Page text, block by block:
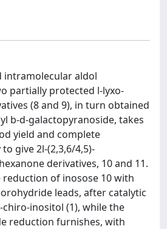
intramolecular aldol
partially protected l-lyxo-
(8 and 9), in turn obtained
b-d-galactopyranoside, takes
yield and complete
give 2l-(2,3,6/4,5)-
derivatives, 10 and 11.
reduction of inosose 10 with
leads, after catalytic
inositol (1), while the
reduction furnishes, with